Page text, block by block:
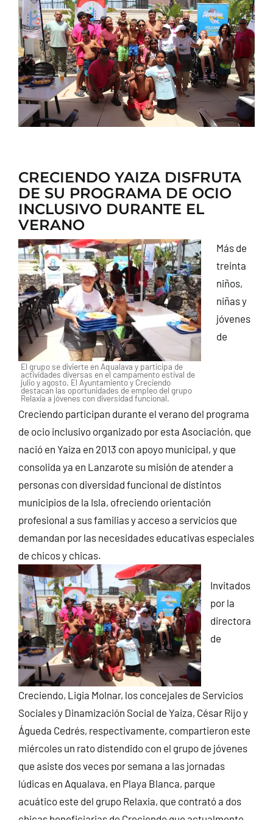
CONTACTO
CRECIENDO YAIZA DISFRUTA
DE SU PROGRAMA DE OCIO
INCLUSIVO DURANTE EL
VERANO
El grupo se divierte en Aqualava y participa de
actividades diversas en el campamento estival de
julio y agosto. El Ayuntamiento y Creciendo
destacan las oportunidades de empleo del grupo
Relaxia a jóvenes con diversidad funcional.
Más de
treinta
niños,
niñas y
jóvenes
de
Creciendo participan durante el verano del programa
de ocio inclusivo organizado por esta Asociación, que
nació en Yaiza en 2013 con apoyo municipal, y que
consolida ya en Lanzarote su misión de atender a
personas con diversidad funcional de distintos
municipios de la Isla, ofreciendo orientación
profesional a sus familias y acceso a servicios que
demandan por las necesidades educativas especiales
de chicos y chicas.
Invitados
por la
directora
de
Creciendo, Ligia Molnar, los concejales de Servicios
Sociales y Dinamización Social de Yaiza, César Rijo y
Águeda Cedrés, respectivamente, compartieron este
miércoles un rato distendido con el grupo de jóvenes
que asiste dos veces por semana a las jornadas
lúdicas en Aqualava, en Playa Blanca, parque
acuático este del grupo Relaxia, que contrató a dos